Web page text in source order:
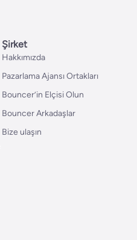
Şirket
Hakkımızda
Pazarlama Ajansı Ortakları
Bouncer’in Elçisi Olun
Bouncer Arkadaşlar
Bize ulaşın